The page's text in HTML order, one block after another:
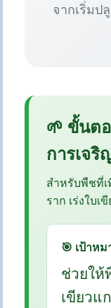
จากเริ่มป
🌱 ขั้นต
การเจริ
สำหรับพืชที่เ
ราก เร่งใบเ
🎯 เป้าห
ช่วยให้
เขียวแ